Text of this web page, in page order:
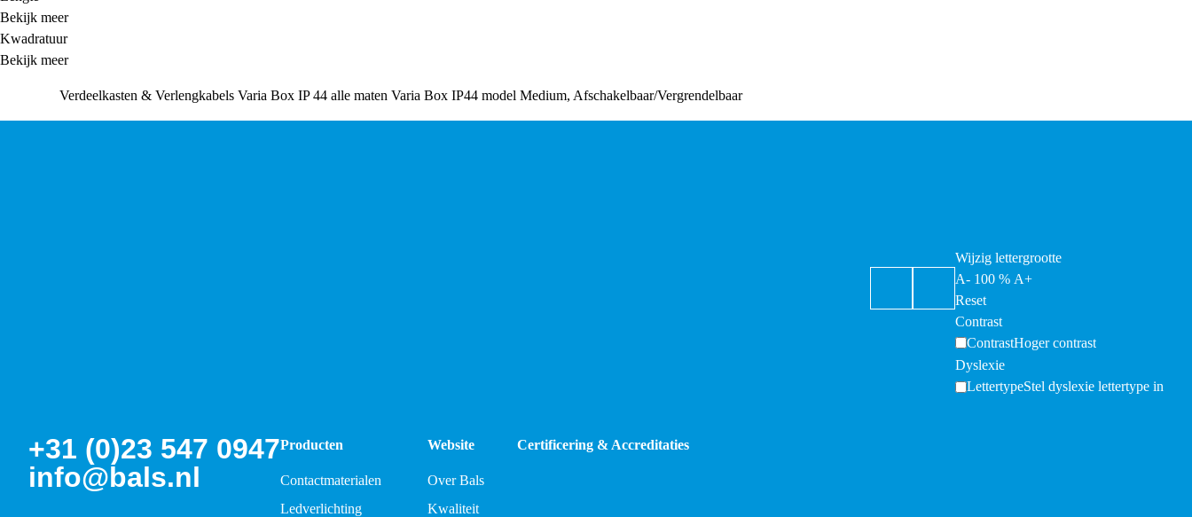
Bekijk meer
Kwadratuur
Bekijk meer
Verdeelkasten & Verlengkabels Varia Box IP 44 alle maten Varia Box IP44 model Medium, Afschakelbaar/Vergrendelbaar
Wijzig lettergrootte
A- 100 % A+
Reset
Contrast
ContrastHoger contrast
Dyslexie
LettertypeStel dyslexie lettertype in
+31 (0)23 547 0947
info@bals.nl
Producten
Contactmaterialen
Ledverlichting
Website
Over Bals
Kwaliteit
Certificering & Accreditaties